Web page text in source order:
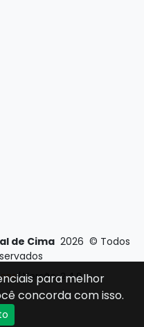
de Cima 2026 © Todos
| Versão: 2.4.0
para melhor
concorda com isso.